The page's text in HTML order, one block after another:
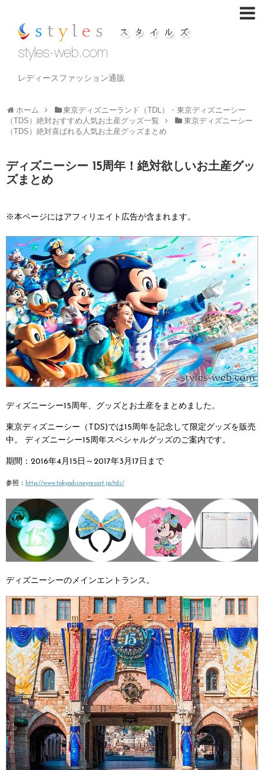
レディースファッション通販
ホーム
東京ディズニーランド（TDL）・東京ディズニーシー
（TDS）絶対おすすめ人気お土産グッズ一覧
東京ディズニーシー
（TDS）絶対喜ばれる人気お土産グッズまとめ
ディズニーシー 15周年！絶対欲しいお土産グッ
ズまとめ
※本ページにはアフィリエイト広告が含まれます。
ディズニーシー15周年、グッズとお土産をまとめました。
東京ディズニーシー（TDS)では15周年を記念して限定グッズを販売
中。
ディズニーシー15周年スペシャルグッズのご案内です。
期間：2016年4月15日～2017年3月17日まで
参照： http://www.tokyodisneyresort.jp/tds/
ディズニーシーのメインエントランス。